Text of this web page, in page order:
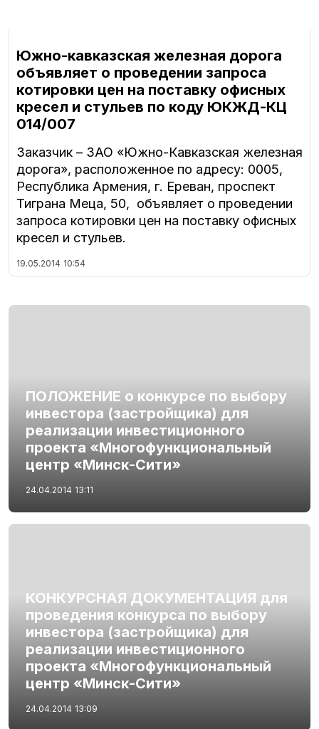
Южно-кавказская железная дорога
объявляет о проведении запроса
котировки цен на поставку офисных
кресел и стульев по коду ЮКЖД-КЦ
014/007
Заказчик – ЗАО «Южно-Кавказская железная
дорога», расположенное по адресу: 0005,
Республика Армения, г. Ереван, проспект
Тиграна Меца, 50, объявляет о проведении
запроса котировки цен на поставку офисных
кресел и стульев.
19.05.2014 10:54
ПОЛОЖЕНИЕ о конкурсе по выбору
инвестора (застройщика) для
реализации инвестиционного
проекта «Многофункциональный
центр «Минск-Сити»
24.04.2014 13:11
КОНКУРСНАЯ ДОКУМЕНТАЦИЯ для
проведения конкурса по выбору
инвестора (застройщика) для
реализации инвестиционного
проекта «Многофункциональный
центр «Минск-Сити»
24.04.2014 13:09